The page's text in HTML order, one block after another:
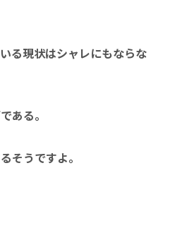
る現状はシャレにもならな
ある。
そうですよ。